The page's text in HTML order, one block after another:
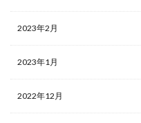
2023年2月
2023年1月
2022年12月